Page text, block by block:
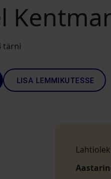
tärni
LISA LEMMIKUTESSE